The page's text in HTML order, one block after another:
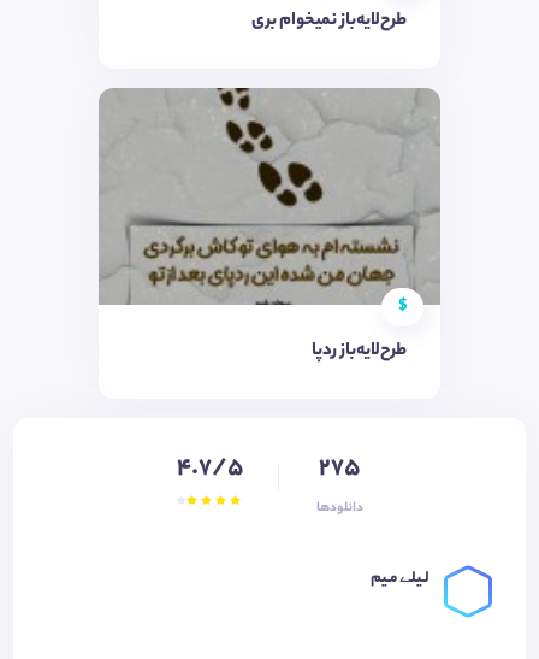
طرح‌لایه‌باز نمیخوام بری
$
طرح‌لایه‌باز ردپا
275
دانلودها
4.7/5
لـیلـے مـیم